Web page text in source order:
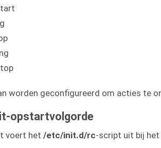
worden geconfigureerd om acties te
opstartvolgorde
voert het /etc/init.d/rc-script uit bij